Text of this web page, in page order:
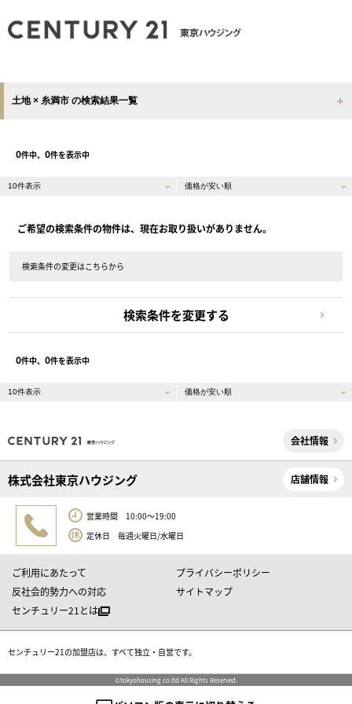
土地 × 糸満市 の検索結果一覧
0件中、 0件を表示中
ご希望の検索条件の物件は、現在お取り扱いがありません。
検索条件の変更はこちらから
検索条件を変更する
0件中、 0件を表示中
会社情報
株式会社東京ハウジング 店舗情報
営業時間 10:00～19:00
定休日 毎週火曜日/水曜日
ご利用にあたって
プライバシーポリシー
反社会的勢力への対応
サイトマップ
センチュリー21とは
センチュリー21の加盟店は、すべて独立・自営です。
©tokyohousing co.ltd All Rights Reserved.